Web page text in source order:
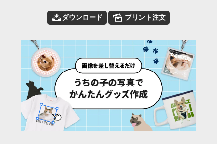
📥ダウンロード 🌄 プリント注文